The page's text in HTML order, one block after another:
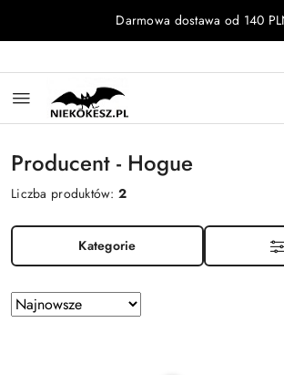
Przejdź do treści głównej
Przejdź do wyszukiwarki
Przejdź do moje konto
Przejdź do menu głównego
Przejdź do stopkiDarmowa dostawa od 140
Producent - Hogue
Liczba produktów:2
Kategorie
Zastosowano
sortowanie:
Sortuj
według